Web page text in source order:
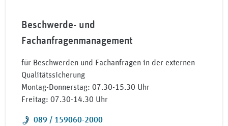
Beschwerde- und
Fachanfragenmanagement
für Beschwerden und Fachanfragen in der externen
Qualitätssicherung
Montag-Donnerstag: 07.30-15.30 Uhr
Freitag: 07.30-14.30 Uhr
Telefon:
089 / 159060-2000